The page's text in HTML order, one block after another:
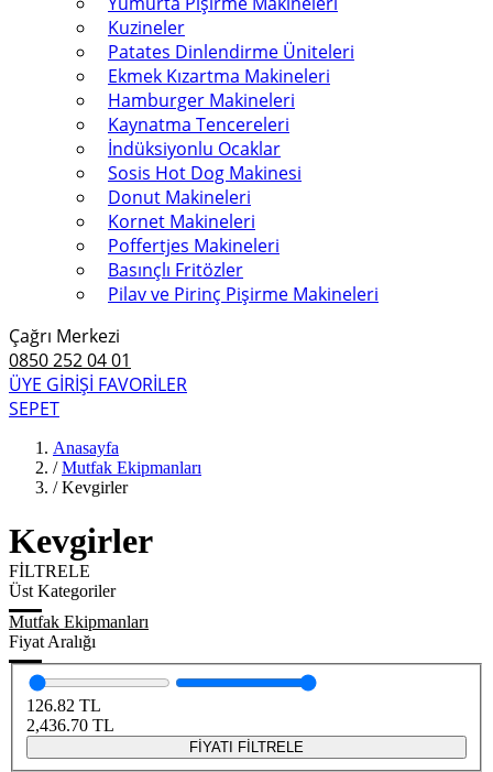
Kuzineler
Patates Dinlendirme Üniteleri
Ekmek Kızartma Makineleri
Hamburger Makineleri
Kaynatma Tencereleri
İndüksiyonlu Ocaklar
Sosis Hot Dog Makinesi
Donut Makineleri
Kornet Makineleri
Poffertjes Makineleri
Basınçlı Fritözler
Pilav ve Pirinç Pişirme Makineleri
Çağrı Merkezi
0850 252 04 01
ÜYE GİRİŞİ FAVORİLER
SEPET
Anasayfa
/ Mutfak Ekipmanları
/ Kevgirler
Kevgirler
FİLTRELE
Üst Kategoriler
Mutfak Ekipmanları
Fiyat Aralığı
126.82 TL
2,436.70 TL
FİYATI FİLTRELE